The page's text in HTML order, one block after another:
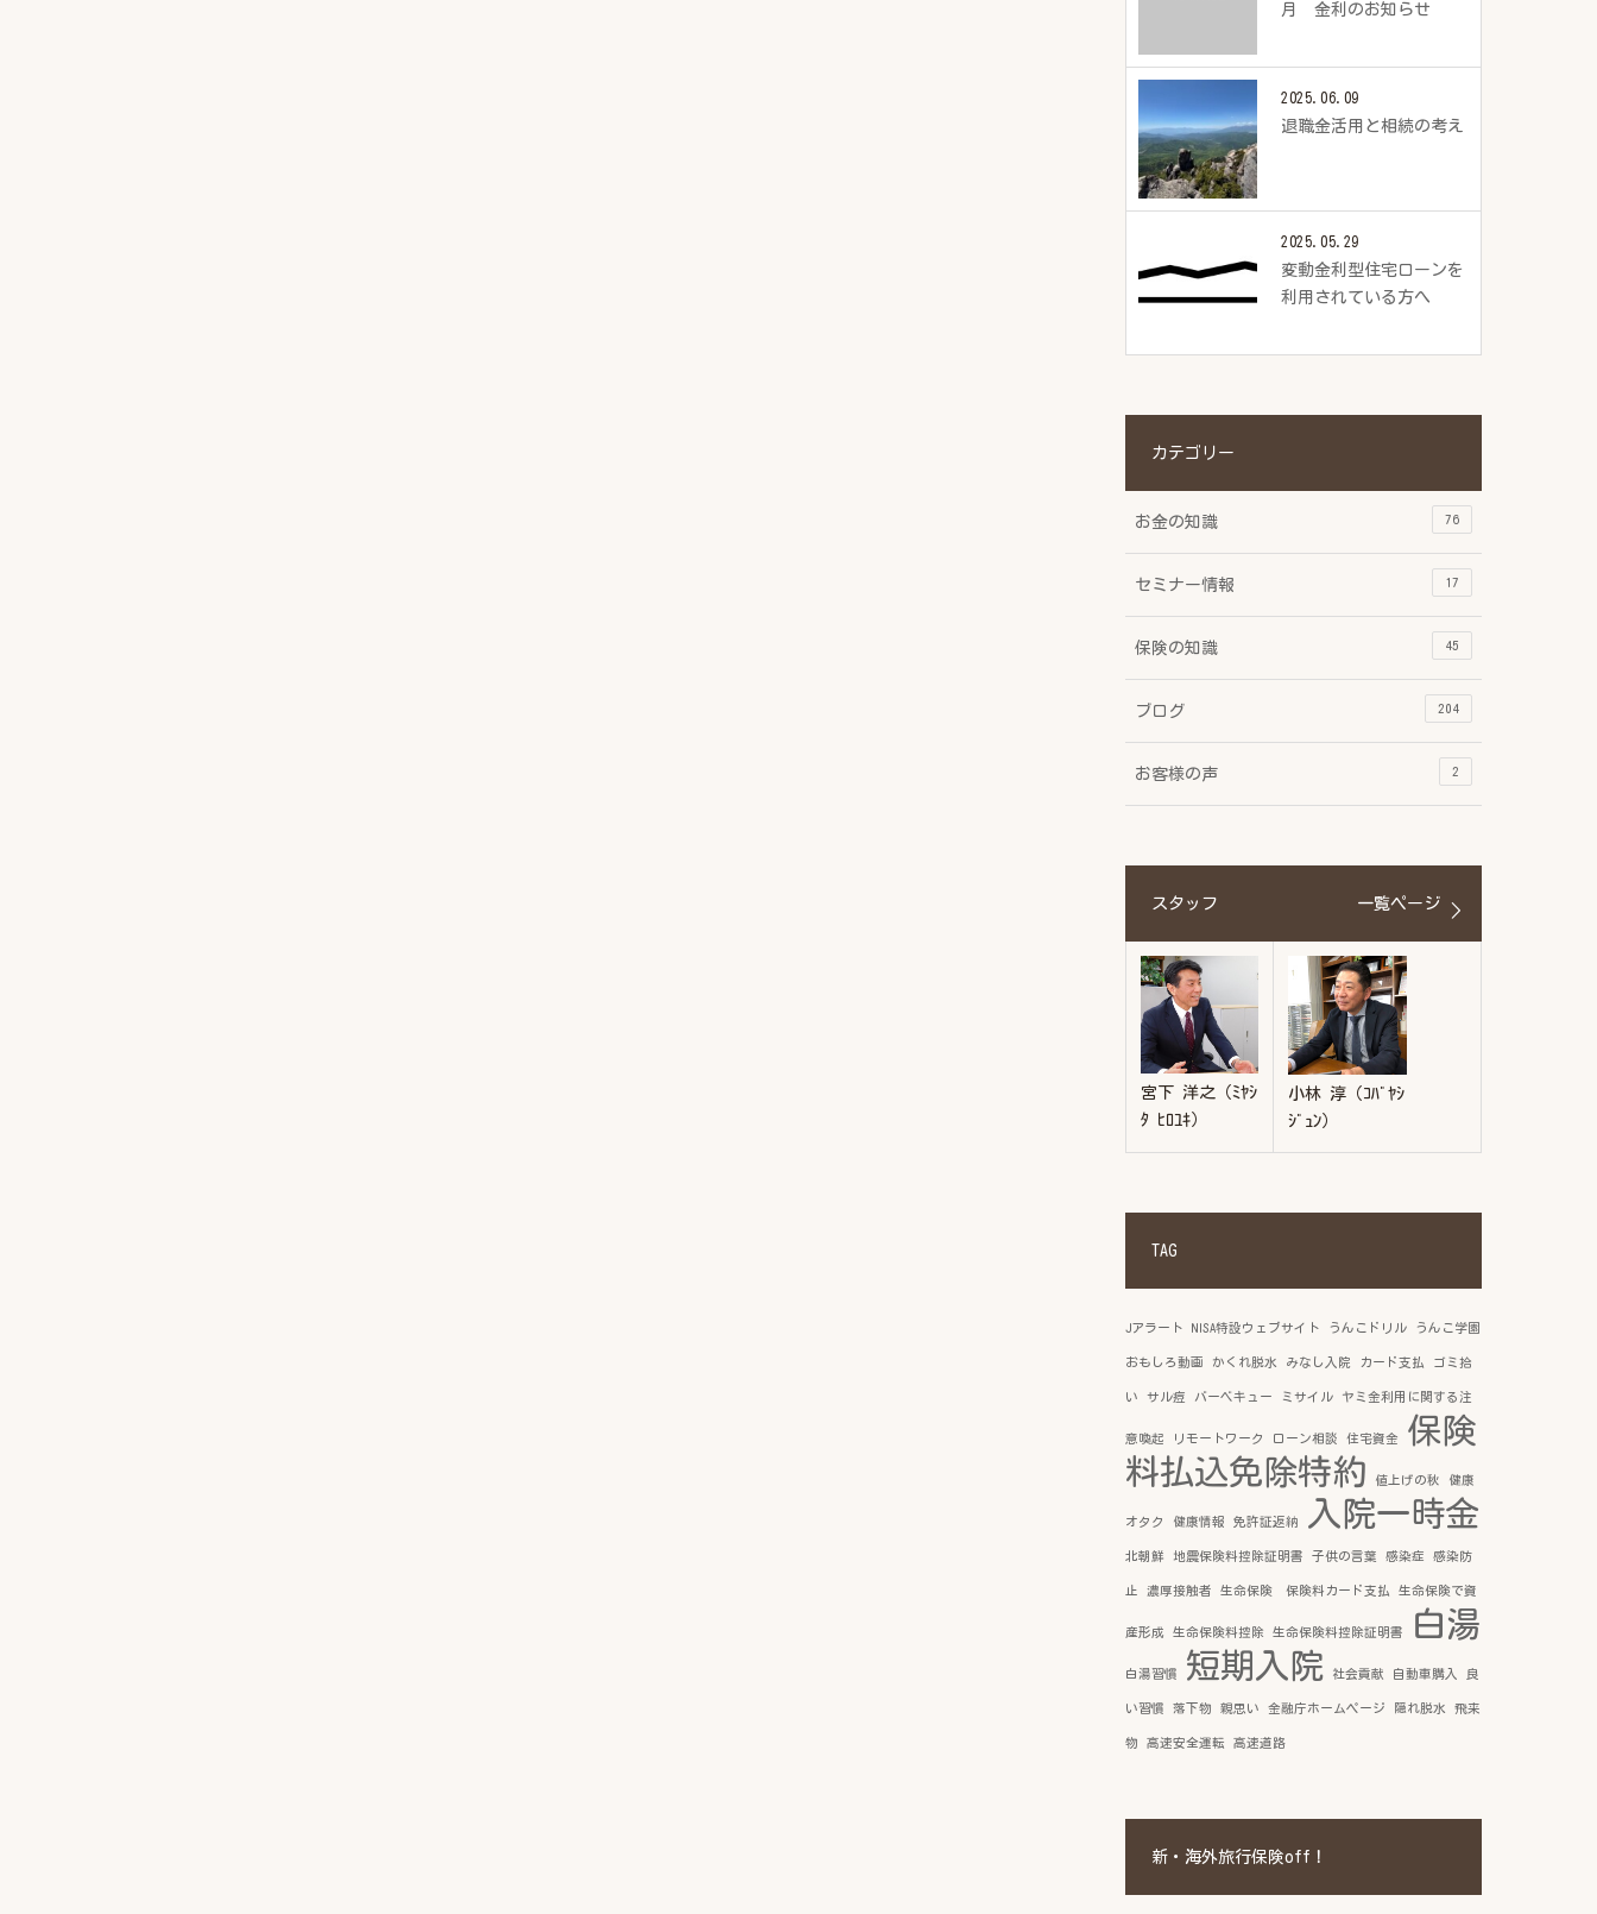
月 金利のお知らせ
2025.06.09
退職金活用と相続の考え
2025.05.29
変動金利型住宅ローンを
利用されている方へ
カテゴリー
お金の知識 76
セミナー情報 17
保険の知識 45
ブログ 204
お客様の声 2
スタッフ 一覧ページ
宮下 洋之（ﾐﾔｼ
ﾀ ﾋﾛﾕｷ）
小林 淳（ｺﾊﾞﾔｼ
ｼﾞｭﾝ）
TAG
Jアラート NISA特設ウェブサイト うんこドリル うんこ学園
おもしろ動画 かくれ脱水 みなし入院 カード支払 ゴミ拾
い サル痘 バーベキュー ミサイル ヤミ金利用に関する注
意喚起 リモートワーク ローン相談 住宅資金
保険
料払込免除特約
値上げの秋 健康
オタク 健康情報 免許証返納 入院一時金
北朝鮮 地震保険料控除証明書 子供の言葉 感染症 感染防
止 濃厚接触者 生命保険 保険料カード支払 生命保険で資
産形成 生命保険料控除 生命保険料控除証明書 白湯
白湯習慣 短期入院 社会貢献 自動車購入 良
い習慣 落下物 親思い 金融庁ホームページ 隠れ脱水 飛来
物 高速安全運転 高速道路
新・海外旅行保険off！